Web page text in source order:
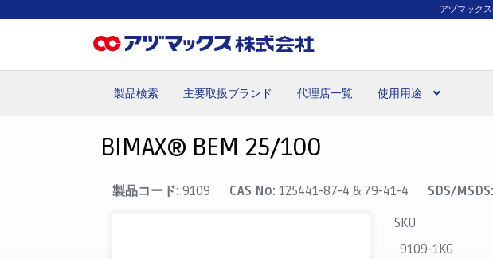
アヅマック
製品検索 主要取扱ブランド 代理店一覧 使用用途
BIMAX® BEM 25/100
製品コード:9109 CAS No:125441-87-4 & 79-41-4 SDS/MSDS:
SKU
9109-1KG